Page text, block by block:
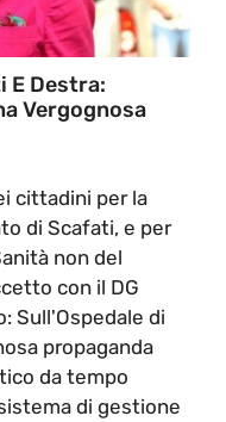
E Destra:
Vergognosa
cittadini per la
di Scafati, e per
non del
con il DG
Sull'Ospedale di
propaganda
da tempo
di gestione